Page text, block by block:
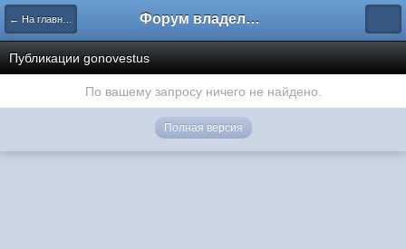
← На главную Форум владельцев интернет-магазинов
Публикации gonovestus
По вашему запросу ничего не найдено.
Полная версия